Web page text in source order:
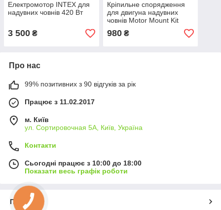
Електромотор INTEX для
надувних човнів 420 Вт
3 500 ₴
Кріпильне спорядження
для двигуна надувних
човнів Motor Mount Kit
INTEX
980₴
Про нас
99% позитивних з 90 відгуків за рік
Працює з 11.02.2017
м. Київ
ул. Сортировочная 5А, Київ, Україна
Контакти
Сьогодні працює з 10:00 до 18:00
Показати весь графік роботи
Про нас